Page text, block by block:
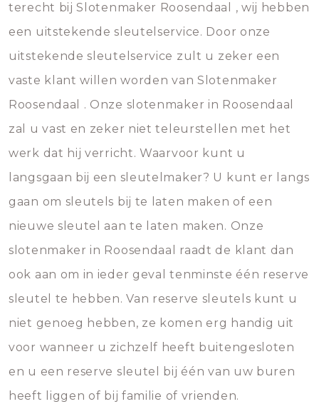
terecht bij Slotenmaker Roosendaal , wij hebben
een uitstekende sleutelservice. Door onze
uitstekende sleutelservice zult u zeker een
vaste klant willen worden van Slotenmaker
Roosendaal . Onze slotenmaker in Roosendaal
zal u vast en zeker niet teleurstellen met het
werk dat hij verricht. Waarvoor kunt u
langsgaan bij een sleutelmaker? U kunt er langs
gaan om sleutels bij te laten maken of een
nieuwe sleutel aan te laten maken. Onze
slotenmaker in Roosendaal raadt de klant dan
ook aan om in ieder geval tenminste één reserve
sleutel te hebben. Van reserve sleutels kunt u
niet genoeg hebben, ze komen erg handig uit
voor wanneer u zichzelf heeft buitengesloten
en u een reserve sleutel bij één van uw buren
heeft liggen of bij familie of vrienden.